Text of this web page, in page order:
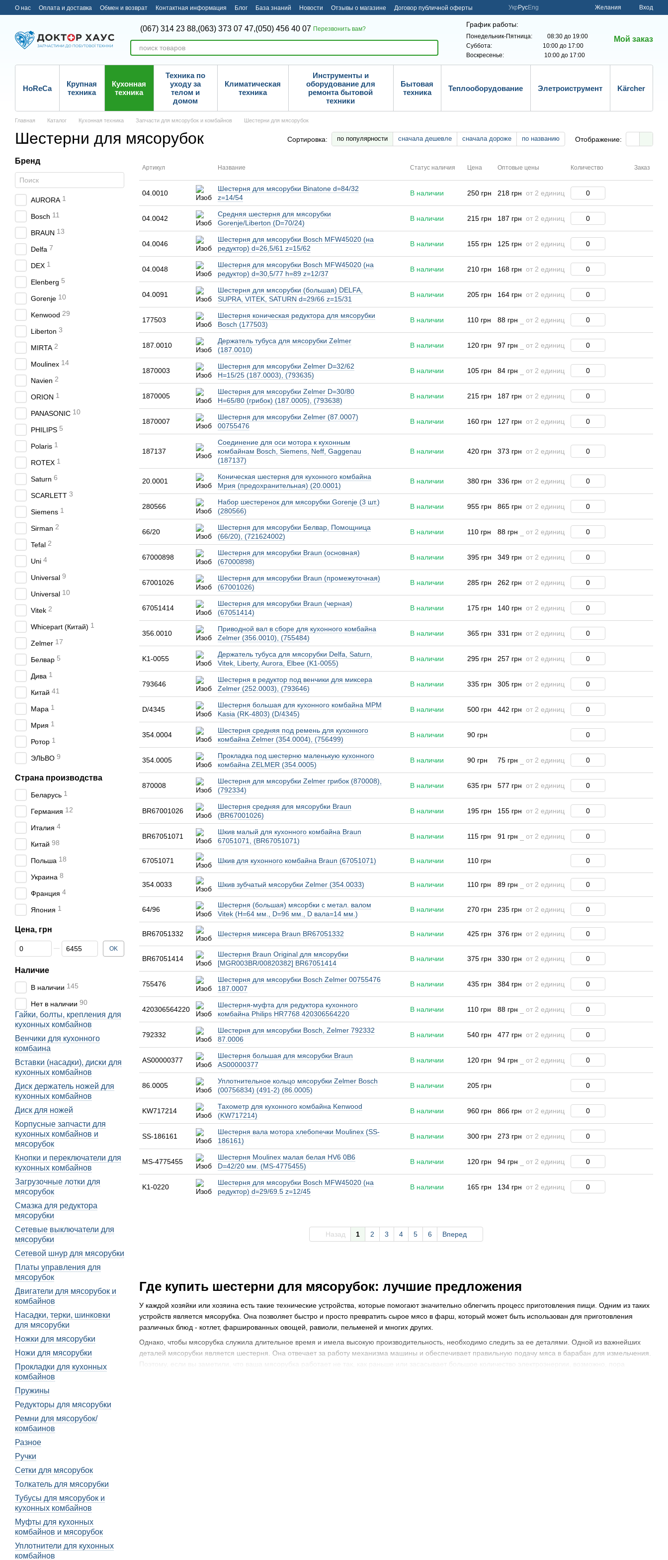
Перейти к основному контенту
О нас Оплата и доставка Обмен и возврат Контактная информация Блог База знаний Новости Отзывы о магазине Договор публичной оферты Укр РусEng Желания Вход
(067) 314 23 88,(063) 373 07 47,(050) 456 40 07 Перезвонить вам?
График работы:
Понедельник-Пятница: 08:30 до 19:00
Суббота: 10:00 до 17:00
Воскресенье: 10:00 до 17:00
Мой заказ
HoReCa
Крупная
техника
Кухонная
техника
Техника по
уходу за
телом и
домом
Климатическая
техника
Инструменты и
оборудование для
ремонта бытовой
техники
Бытовая
техника
Теплооборудование Элетроиструмент Kärcher
Главная Каталог Кухонная техника Запчасти для мясорубок и комбайнов Шестерни для мясорубок
Шестерни для мясорубок Сортировка: по популярности сначала дешевле сначала дороже по названию Отображение:
Где купить шестерни для мясорубок: лучшие предложения
У каждой хозяйки или хозяина есть такие технические устройства, которые помогают значительно облегчить процесс приготовления пищи. Одним из таких
устройств является мясорубка. Она позволяет быстро и просто превратить сырое мясо в фарш, который может быть использован для приготовления
различных блюд - котлет, фаршированных овощей, равиоли, пельменей и многих других.
Однако, чтобы мясорубка служила длительное время и имела высокую производительность, необходимо следить за ее деталями. Одной из важнейших
деталей мясорубки является шестерня. Она отвечает за работу механизма машины и обеспечивает правильную подачу мяса в барабан для измельчения.
Поэтому, если вы заметили, что ваша мясорубка работает не так, как раньше или засасывает большое количество электроэнергии, возможно, пора
Артикул Название Статус наличия Цена Оптовые цены Количество Заказ
04.0010
Шестерня для мясорубки Binatone d=84/32
z=14/54
В наличии 250 грн 218 грн от 2 единиц
04.0042
Средняя шестерня для мясорубки
Gorenje/Liberton (D=70/24)
В наличии 215 грн 187 грн от 2 единиц
04.0046
Шестерня для мясорубки Bosch MFW45020 (на
редуктор) d=26,5/61 z=15/62
В наличии 155 грн 125 грн от 2 единиц
04.0048
Шестерня для мясорубки Bosch MFW45020 (на
редуктор) d=30,5/77 h=89 z=12/37
В наличии 210 грн 168 грн от 2 единиц
04.0091
Шестерня для мясорубки (большая) DELFA,
SUPRA, VITEK, SATURN d=29/66 z=15/31
В наличии 205 грн 164 грн от 2 единиц
177503
Шестерня коническая редуктора для мясорубки
Bosch (177503)
В наличии 110 грн 88 грн от 2 единиц
187.0010
Держатель тубуса для мясорубки Zelmer
(187.0010)
В наличии 120 грн 97 грн от 2 единиц
1870003
Шестерня для мясорубки Zelmer D=32/62
H=15/25 (187.0003), (793635)
В наличии 105 грн 84 грн от 2 единиц
1870005
Шестерня для мясорубки Zelmer D=30/80
H=65/80 (грибок) (187.0005), (793638)
В наличии 215 грн 187 грн от 2 единиц
1870007
Шестерня для мясорубки Zelmer (87.0007)
00755476
В наличии 160 грн 127 грн от 2 единиц
187137
Соединение для оси мотора к кухонным
комбайнам Bosch, Siemens, Neff, Gaggenau
(187137)
В наличии 420 грн 373 грн от 2 единиц
20.0001
Коническая шестерня для кухонного комбайна
Мрия (предохранительная) (20.0001)
В наличии 380 грн 336 грн от 2 единиц
280566
Набор шестеренок для мясорубки Gorenje (3 шт.)
(280566)
В наличии 955 грн 865 грн от 2 единиц
66/20
Шестерня для мясорубки Белвар, Помощница
(66/20), (721624002)
В наличии 110 грн 88 грн от 2 единиц
67000898
Шестерня для мясорубки Braun (основная)
(67000898)
В наличии 395 грн 349 грн от 2 единиц
67001026
Шестерня для мясорубки Braun (промежуточная)
(67001026)
В наличии 285 грн 262 грн от 2 единиц
67051414
Шестерня для мясорубки Braun (черная)
(67051414)
В наличии 175 грн 140 грн от 2 единиц
356.0010
Приводной вал в сборе для кухонного комбайна
Zelmer (356.0010), (755484)
В наличии 365 грн 331 грн от 2 единиц
K1-0055
Держатель тубуса для мясорубки Delfa, Saturn,
Vitek, Liberty, Aurora, Elbee (K1-0055)
В наличии 295 грн 257 грн от 2 единиц
793646
Шестерня в редуктор под венчики для миксера
Zelmer (252.0003), (793646)
В наличии 335 грн 305 грн от 2 единиц
D/4345
Шестерня большая для кухонного комбайна MPM
Kasia (RK-4803) (D/4345)
В наличии 500 грн 442 грн от 2 единиц
354.0004
Шестерня средняя под ремень для кухонного
комбайна Zelmer (354.0004), (756499)
В наличии 90 грн
354.0005
Прокладка под шестерню маленькую кухонного
комбайна ZELMER (354.0005)
В наличии 90 грн 75 грн от 2 единиц
870008
Шестерня для мясорубки Zelmer грибок (870008),
(792334)
В наличии 635 грн 577 грн от 2 единиц
BR67001026
Шестерня средняя для мясорубки Braun
(BR67001026)
В наличии 195 грн 155 грн от 2 единиц
BR67051071
Шкив малый для кухонного комбайна Braun
67051071, (BR67051071)
В наличии 115 грн 91 грн от 2 единиц
67051071 Шкив для кухонного комбайна Braun (67051071) В наличии 110 грн
354.0033 Шкив зубчатый мясорубки Zelmer (354.0033) В наличии 110 грн 89 грн от 2 единиц
64/96
Шестерня (большая) мясорбки с метал. валом
Vitek (H=64 мм., D=96 мм., D вала=14 мм.)
В наличии 270 грн 235 грн от 2 единиц
BR67051332 Шестерня миксера Braun BR67051332 В наличии 425 грн 376 грн от 2 единиц
BR67051414
Шестерня Braun Original для мясорубки
[MGR003BR/00820382] BR67051414
В наличии 375 грн 330 грн от 2 единиц
755476
Шестерня для мясорубки Bosch Zelmer 00755476
187.0007
В наличии 435 грн 384 грн от 2 единиц
420306564220
Шестерня-муфта для редуктора кухонного
комбайна Philips HR7768 420306564220
В наличии 110 грн 88 грн от 2 единиц
792332
Шестерня для мясорубки Bosch, Zelmer 792332
87.0006
В наличии 540 грн 477 грн от 2 единиц
AS00000377
Шестерня большая для мясорубки Braun
AS00000377
В наличии 120 грн 94 грн от 2 единиц
86.0005
Уплотнительное кольцо мясорубки Zelmer Bosch
(00756834) (491-2) (86.0005)
В наличии 205 грн
KW717214
Тахометр для кухонного комбайна Kenwood
(KW717214)
В наличии 960 грн 866 грн от 2 единиц
SS-186161
Шестерня вала мотора хлебопечки Moulinex (SS-
186161)
В наличии 300 грн 273 грн от 2 единиц
MS-4775455
Шестерня Moulinex малая белая HV6 0B6
D=42/20 мм. (MS-4775455)
В наличии 120 грн 94 грн от 2 единиц
K1-0220
Шестерня для мясорубки Bosch MFW45020 (на
редуктор) d=29/69.5 z=12/45
В наличии 165 грн 134 грн от 2 единиц
Назад 1 2 3 4 5 6 Вперед
Бренд
AURORA 1
Bosch 11
BRAUN 13
Delfa 7
DEX 1
Elenberg 5
Gorenje 10
Kenwood 29
Liberton 3
MIRTA 2
Moulinex 14
Navien 2
ORION 1
PANASONIC 10
PHILIPS 5
Polaris 1
ROTEX 1
Saturn 6
SCARLETT 3
Siemens 1
Sirman 2
Tefal 2
Uni 4
Universal 9
Universal 10
Vitek 2
Whicepart (Китай) 1
Zelmer 17
Белвар 5
Дива 1
Китай 41
Мара 1
Мрия 1
Ротор 1
ЭЛЬВО 9
Страна производства
Беларусь 1
Германия 12
Италия 4
Китай 98
Польша 18
Украина 8
Франция 4
Япония 1
Цена, грн
От Цена, грн
До Цена, грн OK
Наличие
В наличии 145
Нет в наличии 90
Гайки, болты, крепления для
кухонных комбайнов
Венчики для кухонного
комбаина
Вставки (насадки), диски для
кухонных комбайнов
Диск держатель ножей для
кухонных комбайнов
Диск для ножей
Корпусные запчасти для
кухонных комбайнов и
мясорубок
Кнопки и переключатели для
кухонных комбайнов
Загрузочные лотки для
мясорубок
Смазка для редуктора
мясорубки
Сетевые выключатели для
мясорубки
Сетевой шнур для мясорубки
Платы управления для
мясорубок
Двигатели для мясорубок и
комбайнов
Насадки, терки, шинковки
для мясорубки
Ножки для мясорубки
Ножи для мясорубки
Прокладки для кухонных
комбайнов
Пружины
Редукторы для мясорубки
Ремни для мясорубок/
комбаинов
Разное
Ручки
Сетки для мясорубок
Толкатель для мясорубки
Тубусы для мясорубок и
кухонных комбайнов
Муфты для кухонных
комбайнов и мясорубок
Уплотнители для кухонных
комбайнов